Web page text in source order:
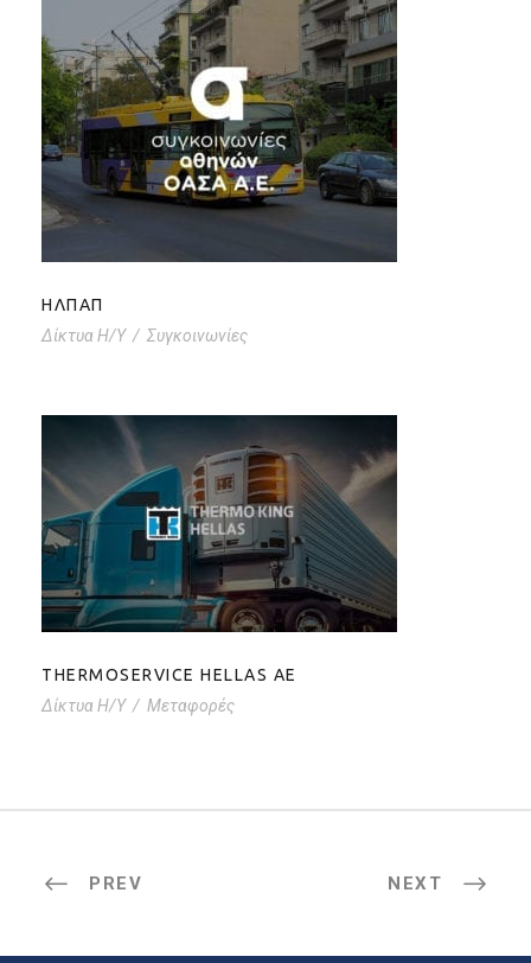
ΗΛΠΑΠ
ΗΛΠΑΠ
Δίκτυα Η/Υ / Συγκοινωνίες
THERMOSERVICE HELLAS AE
THERMOSERVICE HELLAS AE
Δίκτυα Η/Υ / Μεταφορές
PREV NEXT